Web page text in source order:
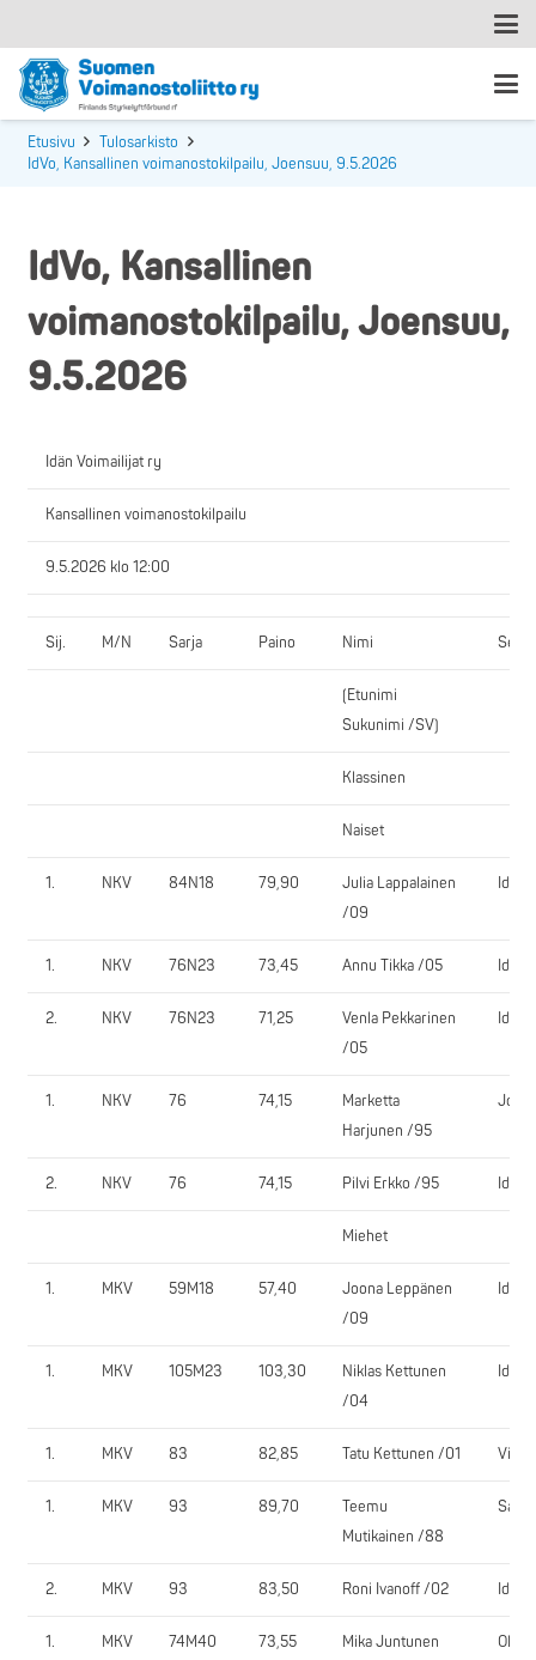
Etusivu
Tulosarkisto
IdVo, Kansallinen voimanostokilpailu, Joensuu, 9.5.2026
IdVo, Kansallinen
voimanostokilpailu, Joensuu,
9.5.2026
Idän Voimailijat ry
Kansallinen voimanostokilpailu
9.5.2026 klo 12:00
Sij. M/N Sarja Paino Nimi Seura
(Etunimi
Sukunimi /SV)
Klassinen
Naiset
1. NKV 84N18 79,90
Julia Lappalainen
/09
IdVo
1. NKV 76N23 73,45 Annu Tikka /05 IdVo
2. NKV 76N23 71,25
Venla Pekkarinen
/05
IdVo
1. NKV 76 74,15
Marketta
Harjunen /95
2. NKV 76 74,15 Pilvi Erkko /95 IdVo
Miehet
1. MKV 59M18 57,40
Joona Leppänen
/09
IdVo
1. MKV 105M23 103,30
Niklas Kettunen
/04
IdVo
1. MKV 83 82,85 Tatu Kettunen /01 ViNo
1. MKV 93 89,70
Teemu
Mutikainen /88
SaJy
2. MKV 93 83,50 Roni Ivanoff /02 IdVo
1. MKV 74M40 73,55
Mika Juntunen
Ols-